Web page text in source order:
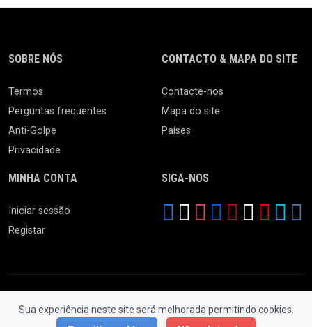
Sua experiência neste site será melhorada permitindo cookies.
SOBRE NÓS
Termos
Perguntas frequentes
Anti-Golpe
Privacidade
CONTACTO & MAPA DO SITE
Contacte-nos
Mapa do site
Países
MINHA CONTA
Iniciar sessão
Registar
SIGA-NOS
© 2026 Feira da Ladra. Todos os Direitos Reservados.